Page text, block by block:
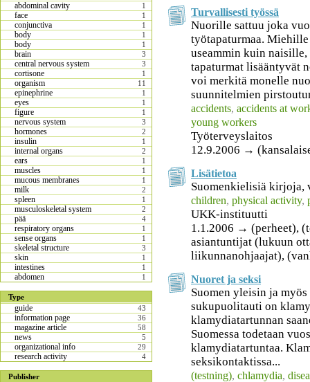
abdominal cavity 1
face 1
conjunctiva 1
body 1
body 1
brain 3
central nervous system 3
cortisone 1
organism 11
epinephrine 1
eyes 1
figure 1
nervous system 3
hormones 2
insulin 1
internal organs 2
ears 1
muscles 1
mucous membranes 1
milk 2
spleen 1
musculoskeletal system 2
pää 4
respiratory organs 1
sense organs 1
skeletal structure 3
skin 1
intestines 1
abdomen 1
Type
guide 43
information page 36
magazine article 58
news 5
organizational info 29
research activity 4
Publisher
Turvallisesti työssä
Nuorille sattuu joka
työtapaturmaa.
useammin kuin
tapaturmat lisääntyvät
voi merkitä monelle
suunnitelmien
accidents, accidents at
young workers
Työterveyslaitos
12.9.2006 →
Lisätietoa
Suomenkielisiä kirjoja,
children, physical activity,
UKK-instituutti
1.1.2006 → (perheet),
asiantuntijat (lukuun
liikunnanohjaajat),
Nuoret ja seksi
Suomen yleisin ja
sukupuolitauti on
klamydiatartunnan
Suomessa todetaan
klamydiatartuntaa.
seksikontaktissa...
(testning), chlamydia,